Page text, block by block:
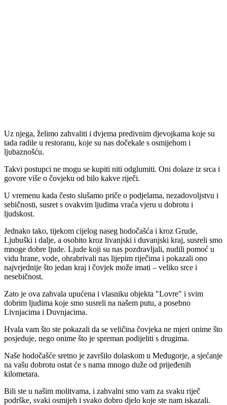
Uz njega, želimo zahvaliti i dvjema predivnim djevojkama koje su
tada radile u restoranu, koje su nas dočekale s osmijehom i
ljubaznošću.
Takvi postupci ne mogu se kupiti niti odglumiti. Oni dolaze iz srca i
govore više o čovjeku od bilo kakve riječi.
U vremenu kada često slušamo priče o podjelama, nezadovoljstvu i
sebičnosti, susret s ovakvim ljudima vraća vjeru u dobrotu i
ljudskost.
Jednako tako, tijekom cijelog naseg hodočašća i kroz Grude,
Ljubuški i dalje, a osobito kroz livanjski i duvanjski kraj, susreli smo
mnoge dobre ljude. Ljude koji su nas pozdravljali, nudili pomoć u
vidu hrane, vode, ohrabrivali nas lijepim riječima i pokazali ono
najvrjednije što jedan kraj i čovjek može imati – veliko srce i
nesebičnost.
Zato je ova zahvala upućena i vlasniku objekta "Lovre" i svim
dobrim ljudima koje smo susreli na našem putu, a posebno
Livnjacima i Duvnjacima.
Hvala vam što ste pokazali da se veličina čovjeka ne mjeri onime što
posjeduje, nego onime što je spreman podijeliti s drugima.
Naše hodočašće sretno je završilo dolaskom u Međugorje, a sjećanje
na vašu dobrotu ostat će s nama mnogo duže od prijeđenih
kilometara.
Bili ste u našim molitvama, i zahvalni smo vam za svaku riječ
podrške, svaki osmijeh i svako dobro djelo koje ste nam iskazali.